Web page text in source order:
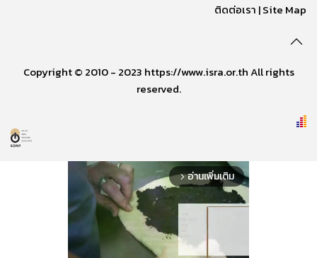
ติดต่อเรา |Site Map
Copyright © 2010 - 2023 https://www.isra.or.th All rights
reserved.
arrow_forward_ios อ่านเพิ่มเติม